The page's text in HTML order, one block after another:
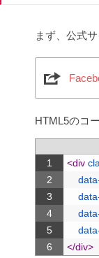
まず、公式
HTML5のコ
1
2
3
4
5
6
<div
</div>